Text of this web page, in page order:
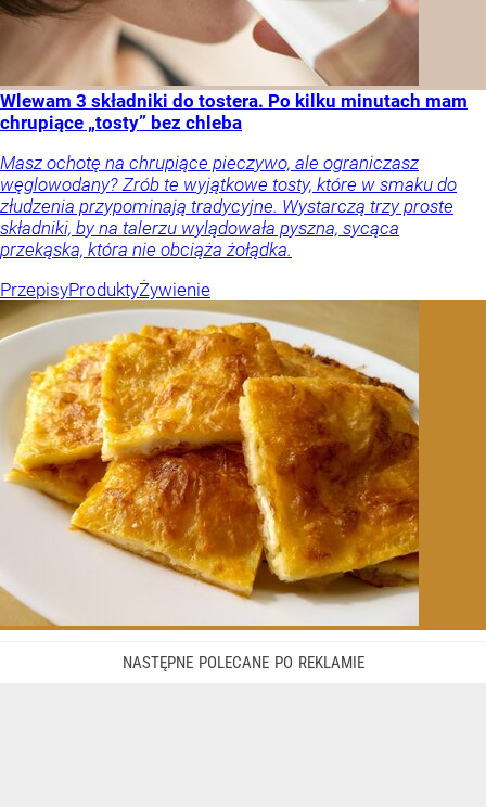
Wlewam 3 składniki do tostera. Po kilku minutach mam
chrupiące „tosty” bez chleba
Masz ochotę na chrupiące pieczywo, ale ograniczasz
węglowodany? Zrób te wyjątkowe tosty, które w smaku do
złudzenia przypominają tradycyjne. Wystarczą trzy proste
składniki, by na talerzu wylądowała pyszna, sycąca
przekąska, która nie obciąża żołądka.
PrzepisyProduktyŻywienie